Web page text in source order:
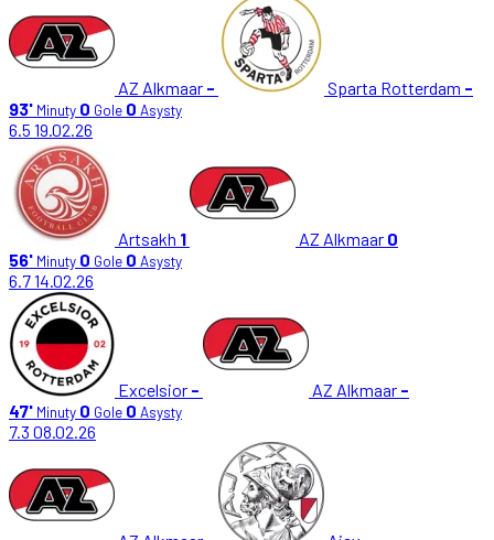
AZ Alkmaar - Sparta Rotterdam -
93' Minuty 0 Gole 0 Asysty
6.5 19.02.26
Artsakh 1 AZ Alkmaar 0
56' Minuty 0 Gole 0 Asysty
6.714.02.26
Excelsior - AZ Alkmaar -
47' Minuty 0 Gole 0 Asysty
7.3 08.02.26